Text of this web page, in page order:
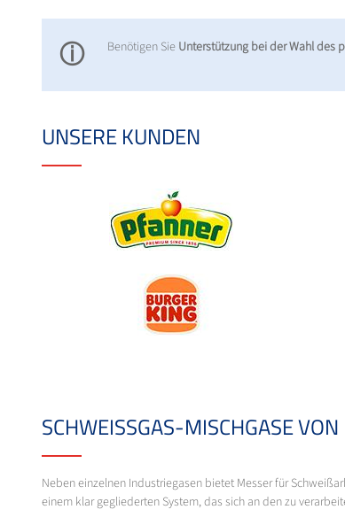
ⓘ Benötigen Sie Unterstützung bei der Wahl des
UNSERE KUNDEN
SCHWEISSGAS-MISCHGASE VON
Neben einzelnen Industriegasen bietet Messer für
einem klar gegliederten System, das sich an den zu